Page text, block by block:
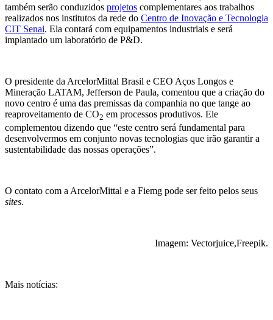
também serão conduzidos projetos complementares aos trabalhos
realizados nos institutos da rede do Centro de Inovação e Tecnologia
CIT Senai. Ela contará com equipamentos industriais e será
implantado um laboratório de P&D.
O presidente da ArcelorMittal Brasil e CEO Aços Longos e
Mineração LATAM, Jefferson de Paula, comentou que a criação do
novo centro é uma das premissas da companhia no que tange ao
reaproveitamento de CO2 em processos produtivos. Ele
complementou dizendo que “este centro será fundamental para
desenvolvermos em conjunto novas tecnologias que irão garantir a
sustentabilidade das nossas operações”.
O contato com a ArcelorMittal e a Fiemg pode ser feito pelos seus
sites.
Imagem: Vectorjuice,Freepik.
Mais notícias: